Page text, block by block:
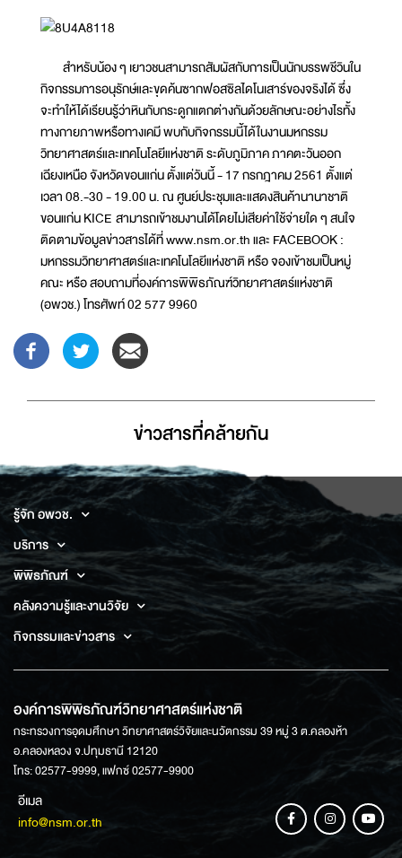
สำหรับน้อง ๆ เยาวชนสามารถสัมผัสกับการเป็นนักบรรพชีวินใน
กิจกรรมการอนุรักษ์และขุดค้นซากฟอสซิลไดโนเสาร์ของจริงได้ ซึ่ง
จะทำให้ได้เรียนรู้ว่าหินกับกระดูกแตกต่างกันด้วยลักษณะอย่างไรทั้ง
ทางกายภาพหรือทางเคมี พบกับกิจกรรมนี้ได้ในงานมหกรรม
วิทยาศาสตร์และเทคโนโลยีแห่งชาติ ระดับภูมิภาค ภาคตะวันออก
เฉียงเหนือ จังหวัดขอนแก่น ตั้งแต่วันนี้ - 17 กรกฎาคม 2561 ตั้งแต่
เวลา 08.-30 - 19.00 น. ณ ศูนย์ประชุมและแสดงสินค้านานาชาติ
ขอนแก่น KICE สามารถเข้าชมงานได้โดยไม่เสียค่าใช้จ่ายใด ๆ สนใจ
ติดตามข้อมูลข่าวสารได้ที่ www.nsm.or.th และ FACEBOOK :
มหกรรมวิทยาศาสตร์และเทคโนโลยีแห่งชาติ หรือ จองเข้าชมเป็นหมู่
คณะ หรือ สอบถามที่องค์การพิพิธภัณฑ์วิทยาศาสตร์แห่งชาติ
(อพวช.) โทรศัพท์ 02 577 9960
ข่าวสารที่่คล้ายกัน
รู้จัก อพวช.
บริการ
พิพิธภัณฑ์
คลังความรู้และงานวิจัย
กิจกรรมและข่าวสาร
องค์การพิพิธภัณฑ์วิทยาศาสตร์แห่งชาติ
กระทรวงการอุดมศึกษา วิทยาศาสตร์วิจัยและนวัตกรรม 39 หมู่ 3 ต.คลองห้า
อ.คลองหลวง จ.ปทุมธานี 12120
โทร: 02577-9999, แฟกซ์ 02577-9900
อีเมล
info@nsm.or.th